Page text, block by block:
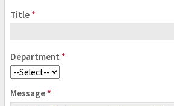
Title *
Department *
Message *